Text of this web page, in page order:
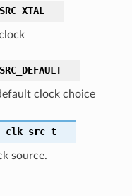
clock choice
source.